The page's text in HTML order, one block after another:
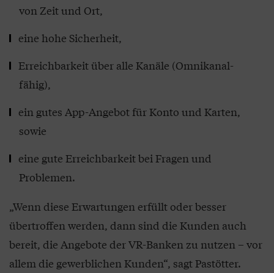
von Zeit und Ort,
eine hohe Sicherheit,
Erreichbarkeit über alle Kanäle (Omnikanal-
fähig),
ein gutes App-Angebot für Konto und Karten,
sowie
eine gute Erreichbarkeit bei Fragen und
Problemen.
„Wenn diese Erwartungen erfüllt oder besser
übertroffen werden, dann sind die Kunden auch
bereit, die Angebote der VR-Banken zu nutzen – vor
allem die gewerblichen Kunden“, sagt Pastötter.